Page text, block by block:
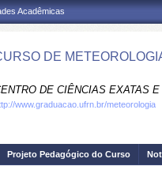
Acadêmicas
DE
DE CIÊNCIAS EXATAS
www.graduacao.ufrn.br/meteorologia
Projeto Pedagógico do Curso